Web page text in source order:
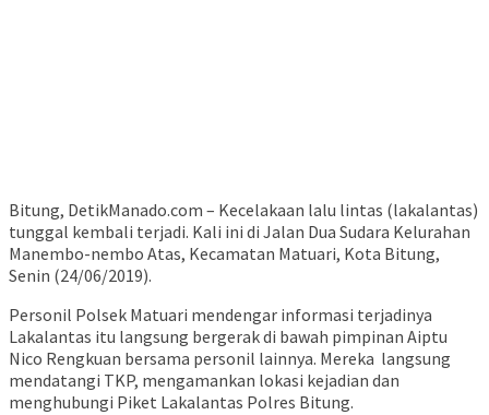
Bitung, DetikManado.com – Kecelakaan lalu lintas (lakalantas)
tunggal kembali terjadi. Kali ini di Jalan Dua Sudara Kelurahan
Manembo-nembo Atas, Kecamatan Matuari, Kota Bitung,
Senin (24/06/2019).
Personil Polsek Matuari mendengar informasi terjadinya
Lakalantas itu langsung bergerak di bawah pimpinan Aiptu
Nico Rengkuan bersama personil lainnya. Mereka langsung
mendatangi TKP, mengamankan lokasi kejadian dan
menghubungi Piket Lakalantas Polres Bitung.